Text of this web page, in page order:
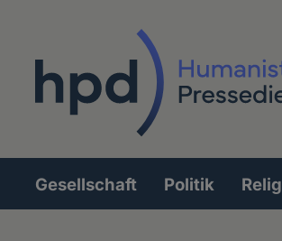
Hauptnavigation
Gesellschaft Politik